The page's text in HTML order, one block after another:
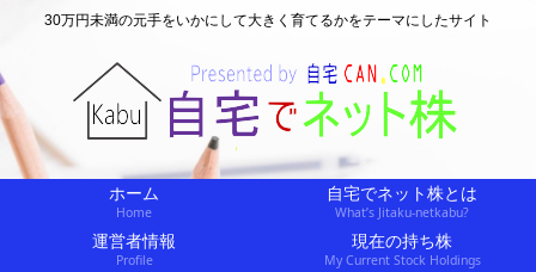
30万円未満の元手をいかにして大きく育てるかをテーマにしたサイト
ホーム
Home
自宅でネット株とは
What’s Jitaku-netkabu?
運営者情報
Profile
現在の持ち株
My Current Stock Holdings